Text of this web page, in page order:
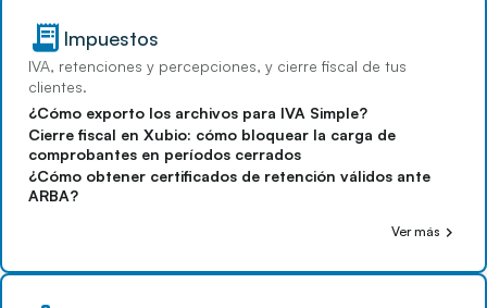
receipt_long Impuestos
IVA, retenciones y percepciones, y cierre fiscal de tus
clientes.
¿Cómo exporto los archivos para IVA Simple?
Cierre fiscal en Xubio: cómo bloquear la carga de
comprobantes en períodos cerrados
¿Cómo obtener certificados de retención válidos ante
ARBA?
Ver más chevron_right